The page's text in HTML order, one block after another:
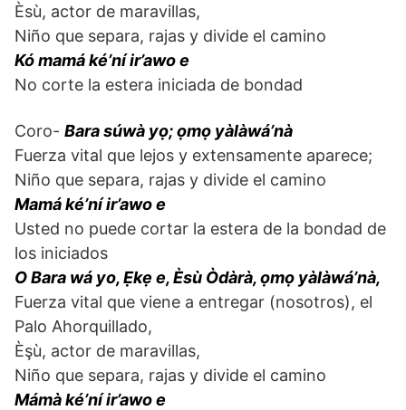
Èsù, actor de maravillas,
Niño que separa, rajas y divide el camino
Kó mamá ké’ní ir’awo e
No corte la estera iniciada de bondad
Coro- Bara súwà yọ; ọmọ yàlàwá’nà
Fuerza vital que lejos y extensamente aparece;
Niño que separa, rajas y divide el camino
Mamá ké’ní ir’awo e
Usted no puede cortar la estera de la bondad de
los iniciados
O Bara wá yo, Ẹkẹ e, Èsù Òdàrà, ọmọ yàlàwá’nà,
Fuerza vital que viene a entregar (nosotros), el
Palo Ahorquillado,
Èşù, actor de maravillas,
Niño que separa, rajas y divide el camino
Mámà ké’ní ir’awo e